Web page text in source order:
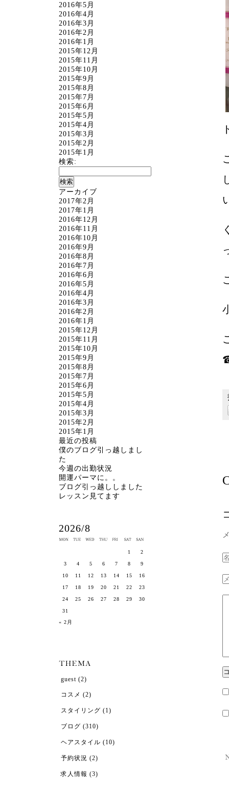
2016年5月
2016年4月
2016年3月
2016年2月
2016年1月
2015年12月
2015年11月
2015年10月
2015年9月
2015年8月
2015年7月
2015年6月
2015年5月
2015年4月
2015年3月
2015年2月
2015年1月
検索:
アーカイブ
2017年2月
2017年1月
2016年12月
2016年11月
2016年10月
2016年9月
2016年8月
2016年7月
2016年6月
2016年5月
2016年4月
2016年3月
2016年2月
2016年1月
2015年12月
2015年11月
2015年10月
2015年9月
2015年8月
2015年7月
2015年6月
2015年5月
2015年4月
2015年3月
2015年2月
2015年1月
最近の投稿
僕のブログ引っ越しまし
た
今週の出勤状況
開運パーマに。。
ブログ引っ越ししました
レッスン見てます
2026/8
« 2月
1 2
3 4 5 6 7 8 9
10 11 12 13 14 15 16
17 18 19 20 21 22 23
24 25 26 27 28 29 30
31
guest (2)
コスメ (2)
スタイリング (1)
ブログ (310)
ヘアスタイル (10)
予約状況 (2)
求人情報 (3)